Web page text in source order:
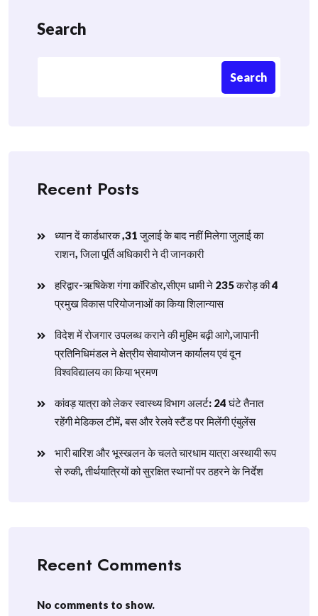
Search
Search
Recent Posts
ध्यान दें कार्डधारक ,31 जुलाई के बाद नहीं मिलेगा जुलाई का
राशन, जिला पूर्ति अधिकारी ने दी जानकारी
हरिद्वार-ऋषिकेश गंगा कॉरिडोर,सीएम धामी ने 235 करोड़ की 4
प्रमुख विकास परियोजनाओं का किया शिलान्यास
विदेश में रोजगार उपलब्ध कराने की मुहिम बढ़ी आगे,जापानी
प्रतिनिधिमंडल ने क्षेत्रीय सेवायोजन कार्यालय एवं दून
विश्वविद्यालय का किया भ्रमण
​कांवड़ यात्रा को लेकर स्वास्थ्य विभाग अलर्ट: 24 घंटे तैनात
रहेंगी मेडिकल टीमें, बस और रेलवे स्टैंड पर मिलेंगी एंबुलेंस
​भारी बारिश और भूस्खलन के चलते चारधाम यात्रा अस्थायी रूप
से रुकी, तीर्थयात्रियों को सुरक्षित स्थानों पर ठहरने के निर्देश
Recent Comments
No comments to show.